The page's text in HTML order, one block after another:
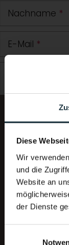
Diese
Wir
und die
Website an
der Dienste
Nachname *
E-Mail *
Ich
Bergsport/